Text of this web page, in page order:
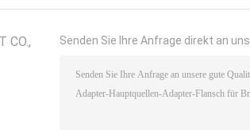
CO.,
Senden Sie Ihre Anfrage direkt an uns